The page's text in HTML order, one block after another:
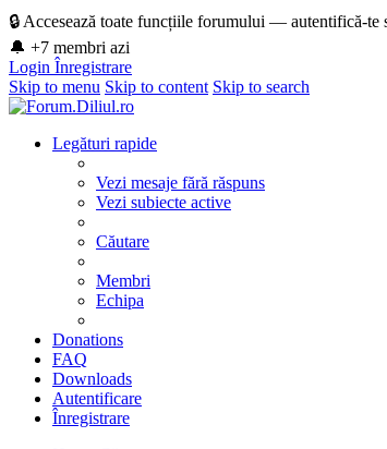
🔒 Accesează toate funcțiile forumului — autentifică-te
🔔 +7 membri azi
Login Înregistrare
Skip to menu Skip to content Skip to search
Legături rapide
Vezi mesaje fără răspuns
Vezi subiecte active
Căutare
Membri
Echipa
Donations
FAQ
Downloads
Autentificare
Înregistrare